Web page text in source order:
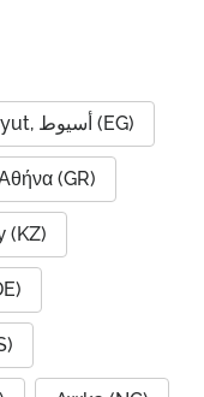
Asyut, أسيوط (EG)
(GR)
(KZ)